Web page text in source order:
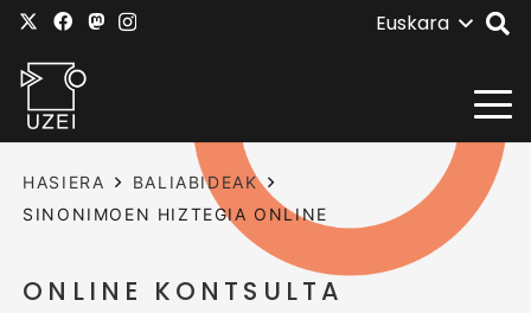
Euskara
HASIERA
BALIABIDEAK
SINONIMOEN HIZTEGIA ONLINE
ONLINE KONTSULTA